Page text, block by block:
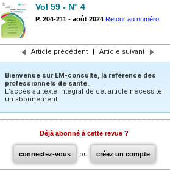
Vol 59 - N° 4
P. 204-211 - août 2024 Retour au numéro
Article précédent | Article suivant
Bienvenue sur EM-consulte, la référence des
professionnels de santé.
L’accès au texte intégral de cet article nécessite
un abonnement.
Déjà abonné à cette revue ?
connectez-vous ou créez un compte